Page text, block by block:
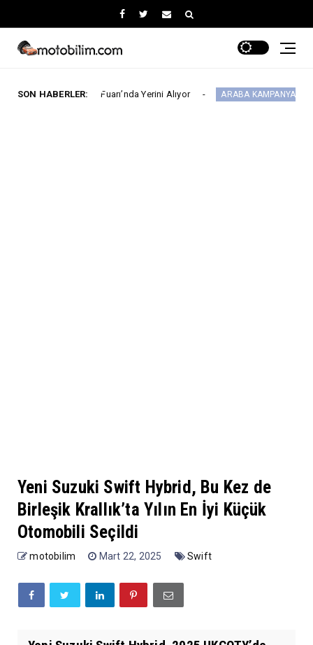
SON HABERLER:
Fuarı’nda Yerini Alıyor ARABA KAMPANYALARI MG
Yeni Suzuki Swift Hybrid, Bu Kez de
Birleşik Krallık’ta Yılın En İyi Küçük
Otomobili Seçildi
motobilim Mart 22, 2025 Swift